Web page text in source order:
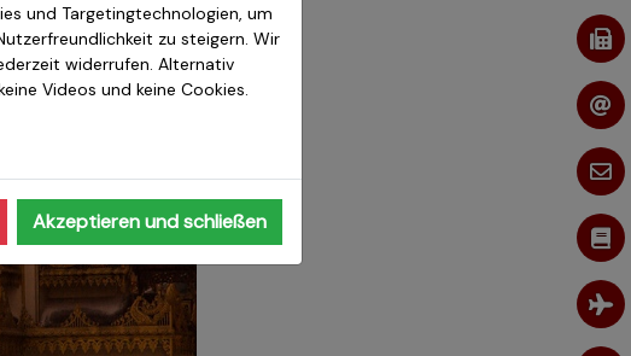
Myanmar Reisen
Myanmar Intensiv
Taiwan & Ostasien
Kontakt Myanmar Team
Ulrich Bexte, Vanhnasay Soulivongsak & Taesub
und Targetingtechnologien, um
zu steigern. Wir
widerrufen. Alternativ
Videos und keine Cookies.
Akzeptieren und schließen